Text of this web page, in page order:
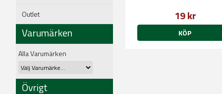
Outlet
Varumärken
Alla Varumärken
Övrigt
19 kr
KÖP